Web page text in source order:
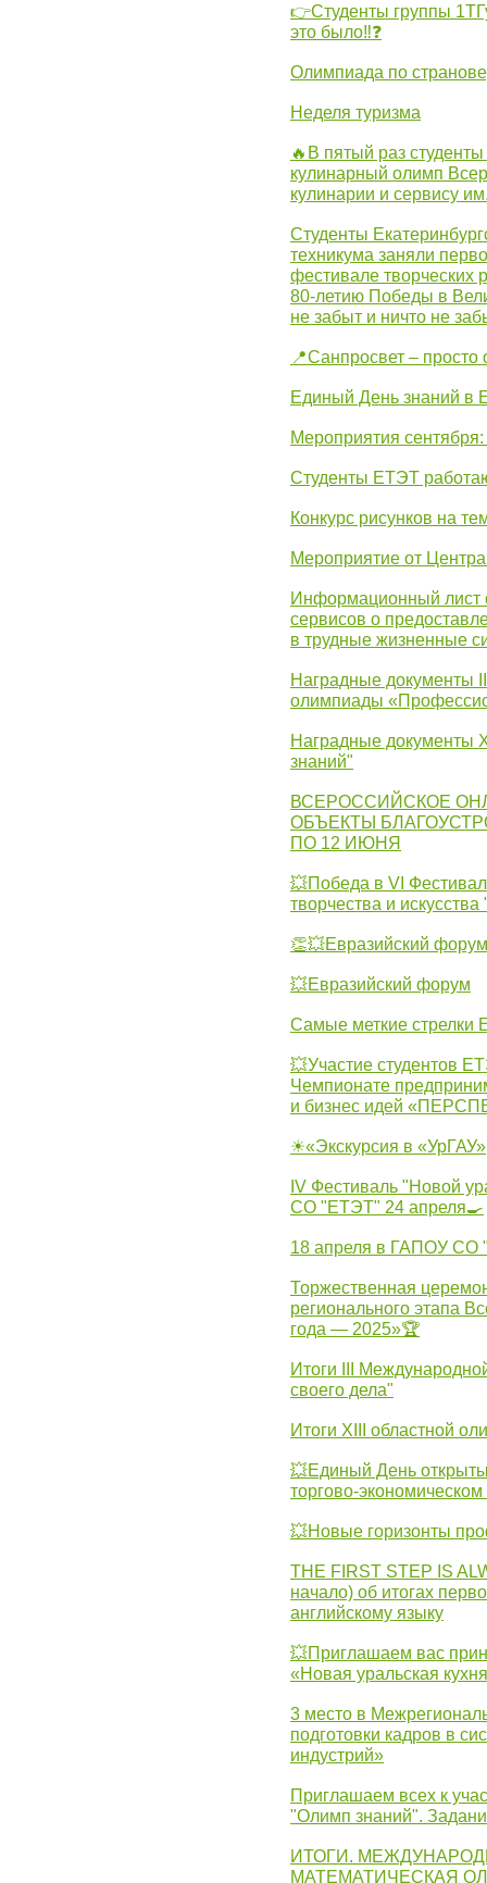
👉Студенты группы
это было‼❓
Олимпиада по
Неделя туризма
🔥В пятый раз
кулинарный олимп
кулинарии и сервису
Студенты
техникума заняли
фестивале
80-летию Победы в
не забыт и ничто не
📍Санпросвет –
Единый День знаний в
Мероприятия
Студенты ЕТЭТ
Конкурс рисунков на
Мероприятие от
Информационный лист
сервисов о
в трудные жизненные
Наградные документы
олимпиады
Наградные документы
знаний"
ВСЕРОССИЙСКОЕ
ОБЪЕКТЫ
ПО 12 ИЮНЯ
💥Победа в VI
творчества и
👏💥Евразийский форум
💥Евразийский форум
Самые меткие стрелки
💥Участие студентов
Чемпионате
и бизнес идей
☀«Экскурсия в «УрГАУ»
IV Фестиваль "Новой
СО "ЕТЭТ" 24 апреля🍳
18 апреля в ГАПОУ СО
Торжественная
регионального этапа
года — 2025»🏆
Итоги III
своего дела"
Итоги XIII областной
💥Единый День
торгово-
💥Новые горизонты
THE FIRST STEP IS
начало) об итогах
английскому языку
💥Приглашаем вас
«Новая уральская
3 место в
подготовки кадров в
индустрий»
Приглашаем всех к
"Олимп знаний".
ИТОГИ.
МАТЕМАТИЧЕСКАЯ